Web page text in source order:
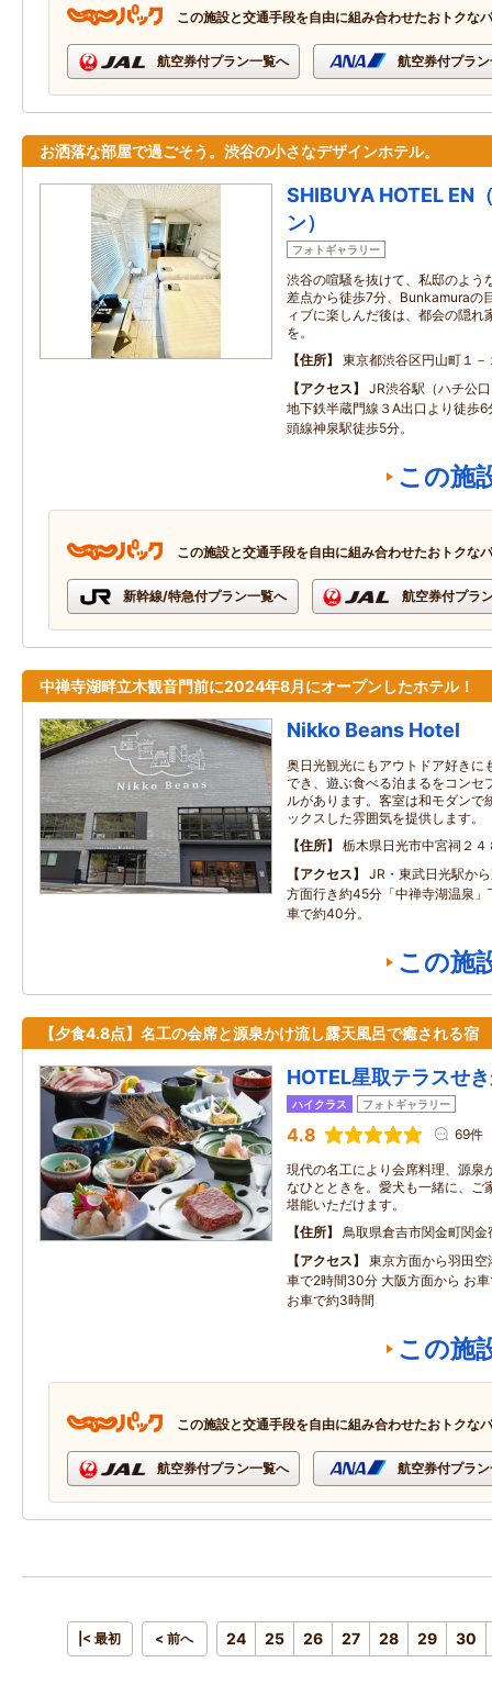
この施設と交通手段を自由に組み合わせたおトクな
航空券付プラン一覧へ 航空券付プラ
お洒落な部屋で過ごそう。渋谷の小さなデザインホテル。
SHIBUYA HOTEL EN
ン）
フォトギャラリー
渋谷の喧騒を抜けて、私邸のよう
差点から徒歩7分、Bunkamuraの
ィブに楽しんだ後は、都会の隠れ
を。
住所
東京都渋谷区円山町１－
アクセス
JR渋谷駅（ハチ公
地下鉄半蔵門線３A出口より徒歩
頭線神泉駅徒歩5分。
この施
この施設と交通手段を自由に組み合わせたおトクな
新幹線/特急付プラン一覧へ 航空券付プラ
中禅寺湖畔立木観音門前に2024年8月にオープンしたホテル！
Nikko Beans Hotel
奥日光観光にもアウトドア好きに
でき、遊ぶ食べる泊まるをコンセ
ルがあります。客室は和モダンで
ックスした雰囲気を提供します。
住所
栃木県日光市中宮祠２４
アクセス
JR・東武日光駅か
方面行き約45分「中禅寺湖温泉
車で約40分。
この施
【夕食4.8点】名工の会席と源泉かけ流し露天風呂で癒される宿
HOTEL星取テラスせ
ハイクラス フォトギャラリー
4.8 69件
現代の名工により会席料理、源泉
なひとときを。愛犬も一緒に、ご
堪能いただけます。
住所
鳥取県倉吉市関金町関金
アクセス
東京方面から羽田
車で2時間30分 大阪方面から お
お車で約3時間
この施
この施設と交通手段を自由に組み合わせたおトクな
航空券付プラン一覧へ 航空券付プラ
|< 最初 < 前へ 24 25 26 27 28 29 30